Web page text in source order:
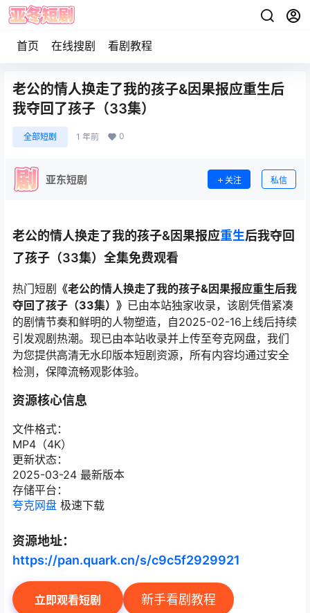
首页 在线搜剧 看剧教程
老公的情人换走了我的孩子&因果报应重生后
我夺回了孩子（33集）
全部短剧 1 年前 0
亚东短剧 关注 私信
老公的情人换走了我的孩子&因果报应重生后我夺回
了孩子（33集）全集免费观看
热门短剧 《老公的情人换走了我的孩子&因果报应重生后我
夺回了孩子（33集）》 已由本站独家收录，该剧凭借紧凑
的剧情节奏和鲜明的人物塑造，自2025-02-16上线后持续
引发观剧热潮。现已由本站收录并上传至夸克网盘，我们
为您提供高清无水印版本短剧资源，所有内容均通过安全
检测，保障流畅观影体验。
资源核心信息
文件格式：
MP4（4K）
更新状态：
2025-03-24 最新版本
存储平台：
夸克网盘 极速下载
资源地址：
https://pan.quark.cn/s/c9c5f2929921
立即观看短剧 新手看剧教程